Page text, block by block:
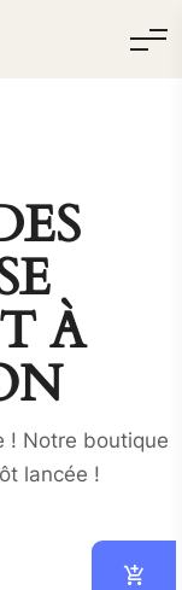
À
! Notre boutique
lancée !